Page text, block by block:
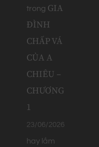
trong GIA
ĐÌNH
CHẤP VÁ
CỦA A
CHIÊU –
CHƯƠNG
1
23/06/2026
hay lắm